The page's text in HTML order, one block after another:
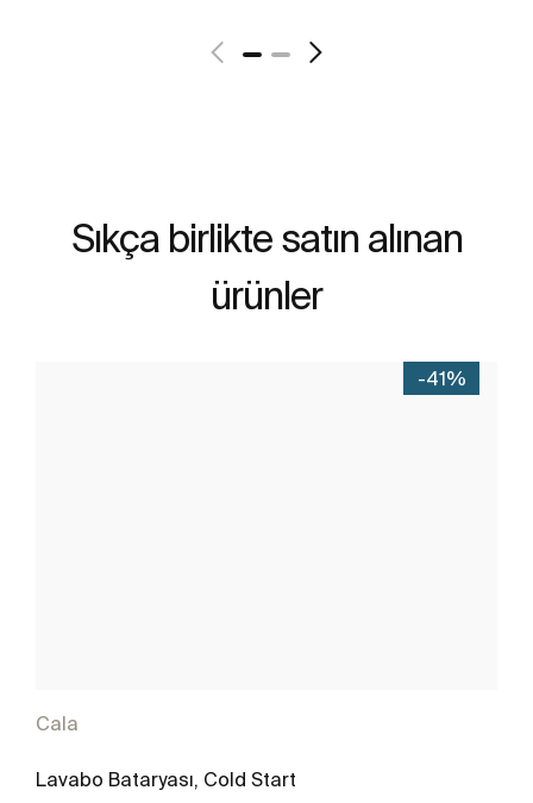
Sıkça birlikte satın alınan
ürünler
-41%
Cala
Lavabo Bataryası, Cold Start